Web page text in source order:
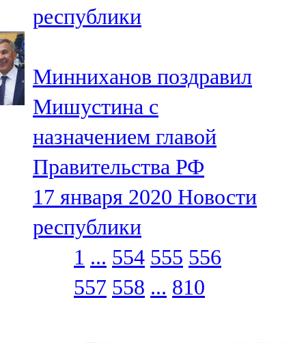
республики
Минниханов поздравил
Мишустина с
назначением главой
Правительства РФ
17 января 2020 Новости
республики
1 ... 554 555 556
557 558 ... 810